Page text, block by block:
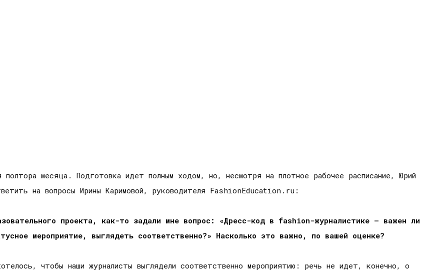
полтора месяца. Подготовка идет полным ходом, но, несмотря на плотное рабочее расписание, Юрий
на вопросы Ирины Каримовой, руководителя FashionEducation.ru:
проекта, как-то задали мне вопрос: «Дресс-код в fashion-журналистике – важен ли
мероприятие, выглядеть соответственно?» Насколько это важно, по вашей оценке?
чтобы наши журналисты выглядели соответственно мероприятию: речь не идет, конечно, о